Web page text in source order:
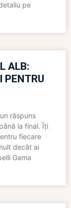
pe
ALB:
PENTRU
răspuns
la final. Îți
fiecare
decât ai
Gama